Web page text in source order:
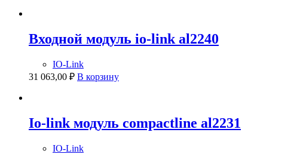
Входной модуль io-link al2240
IO-Link
31 063,00 ₽ В корзину
Io-link модуль compactline al2231
IO-Link